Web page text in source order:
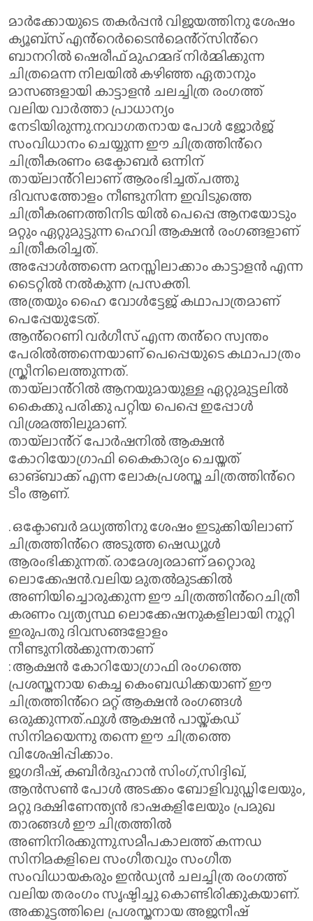
മാർക്കോയുടെ തകർപ്പൻ വിജയത്തിനു ശേഷം
ക്യൂബ്സ് എൻ്റെർടൈൻമെൻ്റ്സിൻ്റെ
ബാനറിൽ ഷെരീഫ് മുഹമ്മദ് നിർമ്മിക്കുന്ന
ചിത്രമെന്ന നിലയിൽ കഴിഞ്ഞ ഏതാനും
മാസങ്ങളായി കാട്ടാളൻ ചലച്ചിത്ര രംഗത്ത്
വലിയ വാർത്താ പ്രാധാന്യം
നേടിയിരുന്നു.നവാഗതനായ പോൾ ജോർജ്
സംവിധാനം ചെയ്യുന്ന ഈ ചിത്രത്തിൻ്റെ
ചിത്രീകരണം ഒക്ടോബർ ഒന്നിന്
തായ്ലാൻ്റിലാണ് ആരംഭിച്ചത്.പത്തു
ദിവസത്തോളം നീണ്ടുനിന്ന ഇവിടുത്തെ
ചിത്രീകരണത്തിനിട യിൽ പെപ്പെ ആനയോടും
മറ്റും ഏറ്റുമുട്ടുന്ന ഹെവി ആക്ഷൻ രംഗങ്ങളാണ്
ചിത്രീകരിച്ചത്.
അപ്പോൾത്തന്നെ മനസ്സിലാക്കാം കാട്ടാളൻ എന്ന
ടൈറ്റിൽ നൽകുന്ന പ്രസക്തി.
അത്രയും ഹൈ വോൾട്ടേജ് കഥാപാത്രമാണ്
പെപ്പേയുടേത്.
ആൻ്റെണി വർഗീസ് എന്ന തൻ്റെ സ്വന്തം
പേരിൽത്തന്നെയാണ് പെപ്പെയുടെ കഥാപാത്രം
സ്ക്രീനിലെത്തുന്നത്.
തായ്ലാൻ്റിൽ ആനയുമായുള്ള ഏറ്റുമുട്ടലിൽ
കൈക്കു പരിക്കു പറ്റിയ പെപ്പെ ഇപ്പോൾ
വിശ്രമത്തിലുമാണ്.
തായ്ലാൻ്റ് പോർഷനിൽ ആക്ഷൻ
കോറിയോഗ്രാഫി കൈകാര്യം ചെയ്തത്
ഓങ്ബാക്ക് എന്ന ലോകപ്രശസ്ത ചിത്രത്തിൻ്റെ
ടീം ആണ്.
. ഒക്ടോബർ മധ്യത്തിനു ശേഷം ഇടുക്കിയിലാണ്
ചിത്രത്തിൻ്റെ അടുത്ത ഷെഡ്യൂൾ
ആരംഭിക്കുന്നത്. രാമേശ്വരമാണ് മറ്റൊരു
ലൊക്കേഷൻ.വലിയ മുതൽമുടക്കിൽ
അണിയിച്ചൊരുക്കുന്ന ഈ ചിത്രത്തിൻ്റെചിത്രീ
കരണം വ്യത്യസ്ഥ ലൊക്കേഷനുകളിലായി നൂറ്റി
ഇരുപതു ദിവസങ്ങളോളം
നീണ്ടുനിൽക്കുന്നതാണ്
: ആക്ഷൻ കോറിയോഗ്രാഫി രംഗത്തെ
പ്രശസ്തനായ കെച്ച കെംബഡിക്കയാണ് ഈ
ചിത്രത്തിൻ്റെ മറ്റ് ആക്ഷൻ രംഗങ്ങൾ
ഒരുക്കുന്നത്.ഫുൾ ആക്ഷൻ പായ്ക്കഡ്
സിനിമയെന്നു തന്നെ ഈ ചിത്രത്തെ
വിശേഷിപ്പിക്കാം.
ജഗദീഷ്, കബീർദുഹാൻ സിംഗ്,സിദ്ദിഖ്,
ആൻസൺ പോൾ അടക്കം ബോളിവുഡ്ഡിലേയും,
മറ്റു ദക്ഷിണേന്ത്യൻ ഭാഷകളിലേയും പ്രമുഖ
താരങ്ങൾ ഈ ചിത്രത്തിൽ
അണിനിരക്കുന്നു.സമീപകാലത്ത് കന്നഡ
സിനിമകളിലെ സംഗീതവും സംഗീത
സംവിധായകരും ഇൻഡ്യൻ ചലച്ചിത്ര രംഗത്ത്
വലിയ തരംഗം സൃഷ്ടിച്ചു കൊണ്ടിരിക്കുകയാണ്.
അക്കൂട്ടത്തിലെ പ്രശസ്തനായ അജനീഷ്